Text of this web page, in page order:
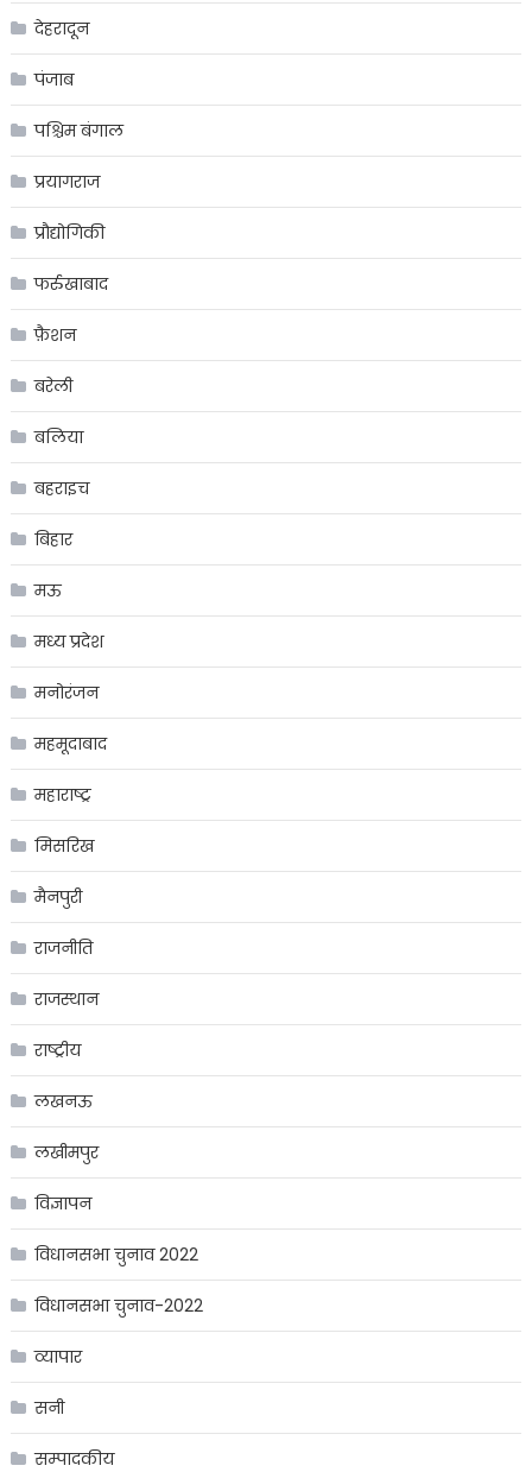
देहरादून
पंजाब
पश्चिम बंगाल
प्रयागराज
प्रौद्योगिकी
फर्रुखाबाद
फ़ैशन
बरेली
बलिया
बहराइच
बिहार
मऊ
मध्य प्रदेश
मनोरंजन
महमूदाबाद
महाराष्ट्र
मिसरिख
मैनपुरी
राजनीति
राजस्थान
राष्ट्रीय
लखनऊ
लखीमपुर
विज्ञापन
विधानसभा चुनाव 2022
विधानसभा चुनाव-2022
व्यापार
सनी
सम्पादकीय